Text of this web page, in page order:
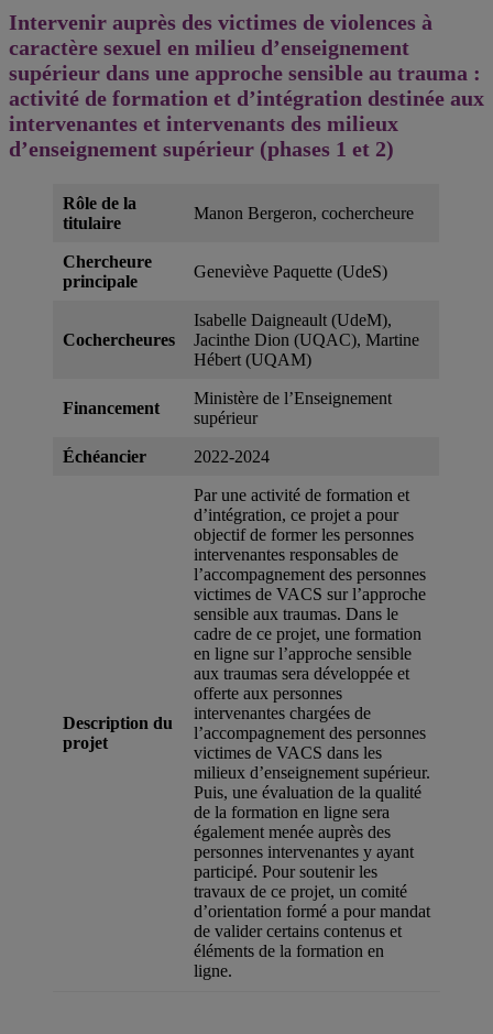
Intervenir auprès des victimes de violences à
caractère sexuel en milieu d’enseignement
supérieur dans une approche sensible au trauma :
activité de formation et d’intégration destinée aux
intervenantes et intervenants des milieux
d’enseignement supérieur (phases 1 et 2)
Rôle de la
titulaire
Manon Bergeron, cochercheure
Chercheure
principale
Geneviève Paquette (UdeS)
Cochercheures
Isabelle Daigneault (UdeM),
Jacinthe Dion (UQAC), Martine
Hébert (UQAM)
Financement
Ministère de l’Enseignement
supérieur
Échéancier 2022-2024
Description du
projet
Par une activité de formation et
d’intégration, ce projet a pour
objectif de former les personnes
intervenantes responsables de
l’accompagnement des personnes
victimes de VACS sur l’approche
sensible aux traumas. Dans le
cadre de ce projet, une formation
en ligne sur l’approche sensible
aux traumas sera développée et
offerte aux personnes
intervenantes chargées de
l’accompagnement des personnes
victimes de VACS dans les
milieux d’enseignement supérieur.
Puis, une évaluation de la qualité
de la formation en ligne sera
également menée auprès des
personnes intervenantes y ayant
participé. Pour soutenir les
travaux de ce projet, un comité
d’orientation formé a pour mandat
de valider certains contenus et
éléments de la formation en
ligne.